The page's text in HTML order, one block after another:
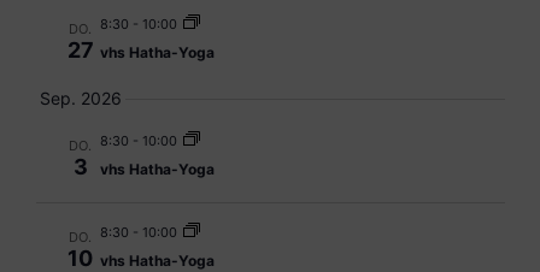
DO.
27
8:30 - 10:00
vhs Hatha-Yoga
Sep. 2026
DO.
3
8:30 - 10:00
vhs Hatha-Yoga
DO.
10
8:30 - 10:00
vhs Hatha-Yoga